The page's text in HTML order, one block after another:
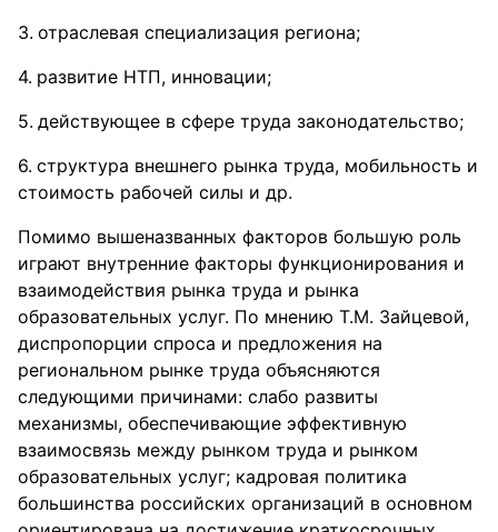
отраслевая специализация региона;
развитие НТП, инновации;
действующее в сфере труда законодательство;
структура внешнего рынка труда, мобильность и
стоимость рабочей силы и др.
Помимо вышеназванных факторов большую роль
играют внутренние факторы функционирования и
взаимодействия рынка труда и рынка
образовательных услуг. По мнению Т.М. Зайцевой,
диспропорции спроса и предложения на
региональном рынке труда объясняются
следующими причинами: слабо развиты
механизмы, обеспечивающие эффективную
взаимосвязь между рынком труда и рынком
образовательных услуг; кадровая политика
большинства российских организаций в основном